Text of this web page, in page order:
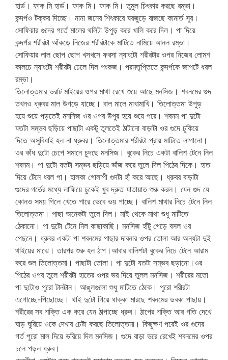
হার্ড। ফাক মি হার্ড। ফাক মি। ফাক মি। তুমুল চিৎকার করছে রম্ভা।
কন্দর্পও টক্কর দিচ্ছে। নানা জনের শিৎকারে ঘরজুড়ে বাজছে কামার্ত সুর।
সোফিয়ার গুদের গর্তে মালের থলিটা উপুড় করে খালি করে দিল। পা দিয়ে
কন্দর্পর শরীরটা আঁকড়ে নিজের শরীরটাকে মাটিতে নামিয়ে আনল রম্ভা।
সোফিয়ার লাল ছোপ ছোপ খসখসে ফরসা ন্যাংটো শরীরটার ওপর নিজের লোমশ
কালচে ন্যাংটো শরীরটা ঢেলে দিল পংকজ। পরমতৃপ্তিতে কন্দর্পকে জাপটে ধরল
রম্ভা।
তিলোত্তমার ভরাট মাইয়ের ওপর মাথা রেখে শুয়ে আছে মনসিজ। শবনমের গুদ
তখনও ধ্রুবর মাল উগড়ে যাচ্ছে। বাল মালে মাখামাখি। তিলোত্তমা উপুড়
হয়ে শুয়ে পড়তেই মনসিজ ওর ওপর উপুর হয়ে শুয়ে পরে। শবনম পা দুটো
যতটা সম্ভব ছড়িয়ে পাছাটা একটু তুলতেই ঠাটানো বাড়াটা ওর গুদে ঢুকিয়ে
দিতে অসুবিধাই হল না ধ্রুবর। তিলোত্তমার শরীরটা প্রায় মাটিতে লাগানো।
ওর কাঁধ দুটো চেপে সমানে চুদছে মনসিজ। বুকের নিচে একটা বালিশ টেনে নিল
শবনম। পা দুটো যতটা সম্ভব ছড়িয়ে ভাঁজ করে তুলে দিল পিঠের দিকে। হাত
দিয়ে টেনে ধরল পা। হালকা গোলাপী গুদটা হাঁ করে আছে। ধ্রুবর বাড়াটা
গুদের গর্তের মধ্যে লাফিয়ে ঢুকেই খুব দ্রুত যাতায়াত শুরু করল। যেন গুদ যে
কোনও সময় গিলে খেতে পারে ভেবে ভয় পাচ্ছে। বালিশ মাথার নিচে টেনে নিল
তিলোত্তমা। পাছা অনেকটা তুলে দিল। মাই থেকে মাথা শুধু মাটিতে
ঠেকানো। পা দুটো টেনে নিল কাছাকাছি। মনসিজ হাঁটু গেড়ে বসল ওর
পেছনে। ধ্রুবর একটা পা শবনমের পাছার দাবনার ওপর তোলা আর অন্যটা দুই
থাইয়ের মাঝে। তারপর শুরু হল ঠাপ।আবার বালিশটা বুকের নিচে টেনে আরাম
করে শুল তিলোত্তমা। পাছাটা তোলা। পা দুটো যতটা সম্ভব ছড়ানো।ওর
পিঠের ওপর তুলে শরীরটা হাতের ওপর ভর দিয়ে তুলল মনসিজ। শরীরের মতো
পা দুটোও পুরো টানটান। আঙুলগুলো শুধু মাটিতে ঠেকে। পুরো শরীরটা
এগোচ্ছে-পিছোচ্ছে। থাই দুটো গিয়ে ধাক্কা মারছে শবনমের ডবকা পাছায়।
শরীরের সব শক্তি এক করে যেন ঠাপাচ্ছে ধ্রুব। ঠাপের শক্তি আর গতি দেখে
ঘাড় ঘুরিয়ে ওকে দেখার চেষ্টা করছে তিলোত্তমা। কিছুক্ষণ পরেই ওর গুদের
গর্ত পুরো মাল দিয়ে ভরিয়ে দিল মনসিজ। গুদে বাড়া ভরে রেখেই শবনমের ওপর
ঢলে পড়ল ধ্রুব।